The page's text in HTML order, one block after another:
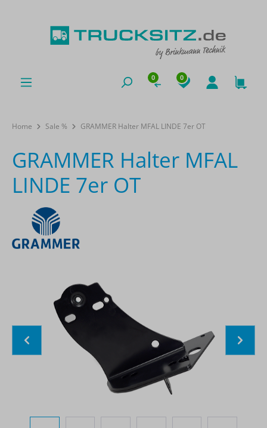
0 0
Home Sale % GRAMMER Halter MFAL LINDE 7er OT
GRAMMER Halter MFAL
LINDE 7er OT
Bildergalerie überspringen